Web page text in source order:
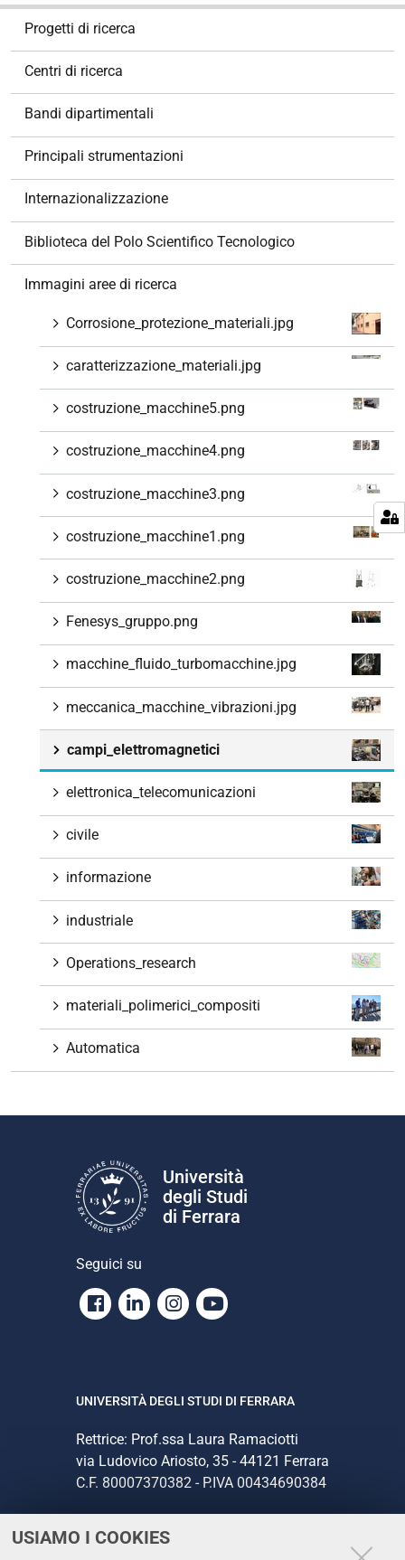
USIAMO I COOKIES
Progetti di ricerca
Centri di ricerca
Bandi dipartimentali
Principali strumentazioni
Internazionalizzazione
Biblioteca del Polo Scientifico Tecnologico
Immagini aree di ricerca
Corrosione_protezione_materiali.jpg
caratterizzazione_materiali.jpg
costruzione_macchine5.png
costruzione_macchine4.png
costruzione_macchine3.png
costruzione_macchine1.png
costruzione_macchine2.png
Fenesys_gruppo.png
macchine_fluido_turbomacchine.jpg
meccanica_macchine_vibrazioni.jpg
campi_elettromagnetici
elettronica_telecomunicazioni
civile
informazione
industriale
Operations_research
materiali_polimerici_compositi
Automatica
Università
degli Studi
di Ferrara
Seguici su
Facebook
LinkedinInstagram
Youtube
UNIVERSITÀ DEGLI STUDI DI FERRARA
Rettrice: Prof.ssa Laura Ramaciotti
via Ludovico Ariosto, 35 - 44121 Ferrara
C.F. 80007370382 - P.IVA 00434690384
CONTATTI